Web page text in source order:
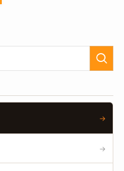
→
→